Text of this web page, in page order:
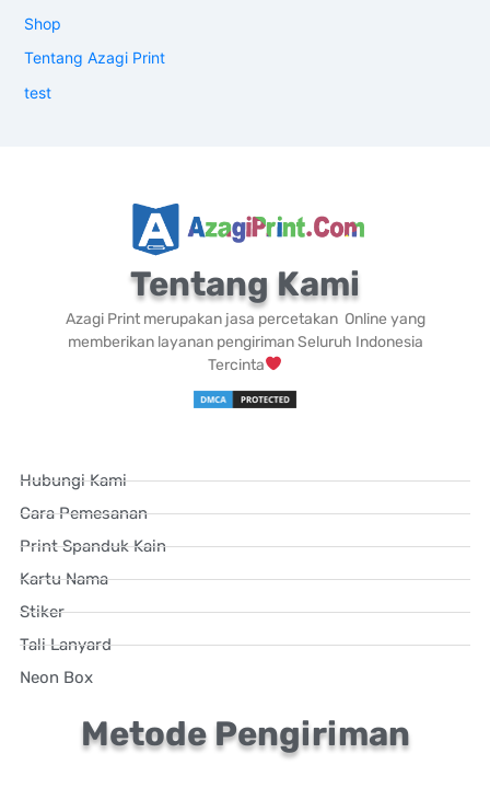
Shop
Tentang Azagi Print
test
Tentang Kami
Azagi Print merupakan jasa percetakan Online yang
memberikan layanan pengiriman Seluruh Indonesia
Tercinta
Hubungi Kami
Cara Pemesanan
Print Spanduk Kain
Kartu Nama
Stiker
Tali Lanyard
Neon Box
Metode Pengiriman